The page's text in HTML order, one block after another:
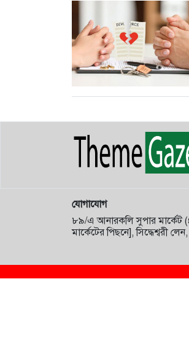
যোগাযোগ
৮৯/এ আনারকলি সুপার মার্কেট
মার্কেটের পিছনে], সিদ্ধেশ্বরী